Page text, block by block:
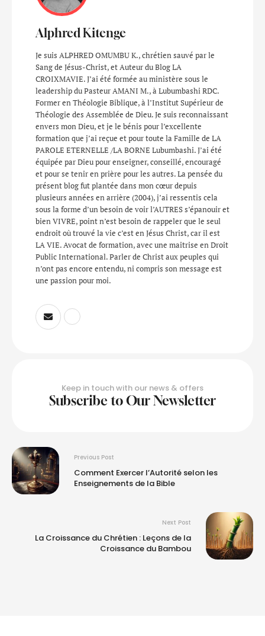
Alphred Kitenge
Je suis ALPHRED OMUMBU K., chrétien sauvé par le
Sang de Jésus-Christ, et Auteur du Blog LA
CROIXMAVIE. J’ai été formée au ministère sous le
leadership du Pasteur AMANI M., à Lubumbashi RDC.
Former en Théologie Biblique, à l’Institut Supérieur de
Théologie des Assemblée de Dieu. Je suis reconnaissant
envers mon Dieu, et je le bénis pour l’excellente
formation que j’ai reçue et pour toute la Famille de LA
PAROLE ETERNELLE /LA BORNE Lubumbashi. J’ai été
équipée par Dieu pour enseigner, conseillé, encouragé
et pour se tenir en prière pour les autres. La pensée du
présent blog fut plantée dans mon cœur depuis
plusieurs années en arrière (2004), j’ai ressentis cela
sous la forme d’un besoin de voir l’AUTRES s’épanouir et
bien VIVRE, point n’est besoin de rappeler que le seul
endroit où trouvé la vie c’est en Jésus Christ, car il est
LA VIE. Avocat de formation, avec une maitrise en Droit
Public International. Parler de Christ aux peuples qui
n’ont pas encore entendu, ni compris son message est
une passion pour moi.
Keep in touch with our news & offers
Subscribe to Our Newsletter
Previous Post
Comment Exercer l’Autorité selon les
Enseignements de la Bible
Next Post
La Croissance du Chrétien : Leçons de la
Croissance du Bambou